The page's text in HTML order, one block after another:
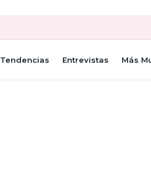
Tendencias Entrevistas Más